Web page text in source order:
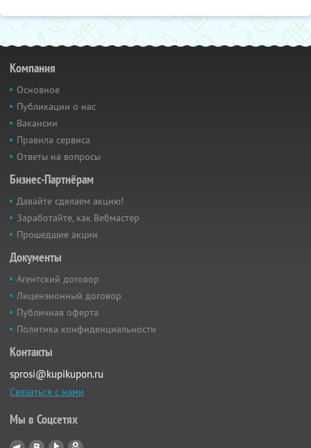
Компания
Основное
Публикации о нас
Вакансии
Правила сервиса
Ответы на вопросы
Бизнес-Партнёрам
Давайте сделаем акцию!
Заработайте, как Вебмастер
Прошедшие акции
Документы
Агентский договор
Лицензионный договор
Публичная оферта
Политика конфиденциальности
Контакты
sprosi@kupikupon.ru
Связаться с нами
Мы в Соцсетях